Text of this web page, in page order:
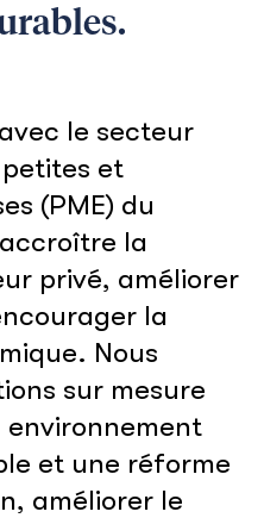
le secteur
et
(PME) du
la
privé, améliorer
la
Nous
sur mesure
environnement
et une réforme
améliorer le